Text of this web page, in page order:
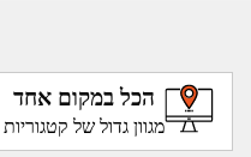
הכל במקום אחד
מגוון גדול של קטגוריות